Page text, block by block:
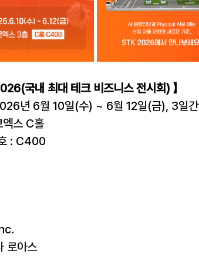
국내 최대 테크 비즈니스 전시회) 】
년 6월 10일(수) ~ 6월 12일(금), 3일간
엑스 C홀
: C400
로아스